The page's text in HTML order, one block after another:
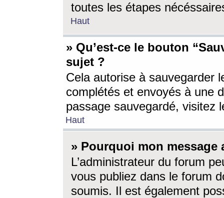
toutes les étapes
Haut
» Qu’est-ce le bouton
sujet ?
Cela autorise à sauvegarder
complétés et envoyés à une
passage sauvegardé, visitez
Haut
» Pourquoi mon message
L’administrateur du forum
vous publiez dans le forum
soumis. Il est également